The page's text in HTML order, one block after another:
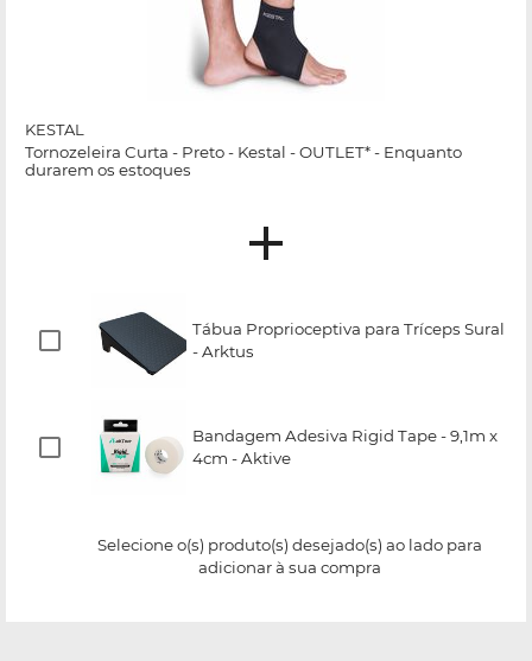
KESTAL
Tornozeleira Curta - Preto - Kestal - OUTLET* - Enquanto
durarem os estoques
Tábua Proprioceptiva para Tríceps Sural
- Arktus
Bandagem Adesiva Rigid Tape - 9,1m x
4cm - Aktive
Selecione o(s) produto(s) desejado(s) ao lado para
adicionar à sua compra